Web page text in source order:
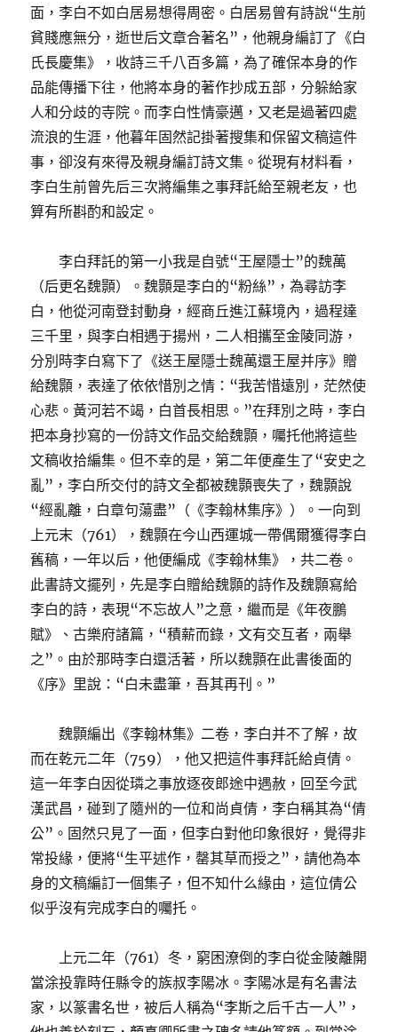
面，李白不如白居易想得周密。白居易曾有詩說“生前
貧賤應無分，逝世后文章合著名”，他親身編訂了《白
氏長慶集》，收詩三千八百多篇，為了確保本身的作
品能傳播下往，他將本身的著作抄成五部，分躲給家
人和分歧的寺院。而李白性情豪邁，又老是過著四處
流浪的生涯，他暮年固然記掛著搜集和保留文稿這件
事，卻沒有來得及親身編訂詩文集。從現有材料看，
李白生前曾先后三次將編集之事拜託給至親老友，也
算有所斟酌和設定。
李白拜託的第一小我是自號“王屋隱士”的魏萬
（后更名魏顥）。魏顥是李白的“粉絲”，為尋訪李
白，他從河南登封動身，經商丘進江蘇境內，過程達
三千里，與李白相遇于揚州，二人相攜至金陵同游，
分別時李白寫下了《送王屋隱士魏萬還王屋并序》贈
給魏顥，表達了依依惜別之情：“我苦惜遠別，茫然使
心悲。黃河若不竭，白首長相思。”在拜別之時，李白
把本身抄寫的一份詩文作品交給魏顥，囑托他將這些
文稿收拾編集。但不幸的是，第二年便產生了“安史之
亂”，李白所交付的詩文全都被魏顥喪失了，魏顥說
“經亂離，白章句蕩盡”（《李翰林集序》）。一向到
上元末（761），魏顥在今山西運城一帶偶爾獲得李白
舊稿，一年以后，他便編成《李翰林集》，共二卷。
此書詩文擺列，先是李白贈給魏顥的詩作及魏顥寫給
李白的詩，表現“不忘故人”之意，繼而是《年夜鵬
賦》、古樂府諸篇，“積薪而錄，文有交互者，兩舉
之”。由於那時李白還活著，所以魏顥在此書後面的
《序》里說：“白未盡筆，吾其再刊。”
魏顥編出《李翰林集》二卷，李白并不了解，故
而在乾元二年（759），他又把這件事拜託給貞倩。
這一年李白因從璘之事放逐夜郎途中遇赦，回至今武
漢武昌，碰到了隨州的一位和尚貞倩，李白稱其為“倩
公”。固然只見了一面，但李白對他印象很好，覺得非
常投緣，便將“生平述作，罄其草而授之”，請他為本
身的文稿編訂一個集子，但不知什么緣由，這位倩公
似乎沒有完成李白的囑托。
上元二年（761）冬，窮困潦倒的李白從金陵離開
當涂投靠時任縣令的族叔李陽冰。李陽冰是有名書法
家，以篆書名世，被后人稱為“李斯之后千古一人”，